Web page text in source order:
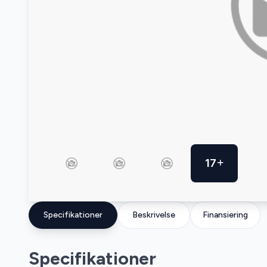
17
Specifikationer Beskrivelse Finansiering
Specifikationer